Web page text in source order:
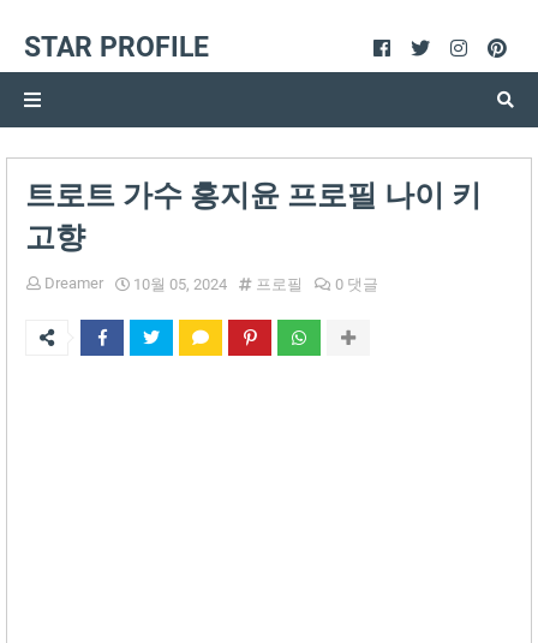
STAR PROFILE
트로트 가수 홍지윤 프로필 나이 키
고향
Dreamer 10월 05, 2024 프로필 0 댓글